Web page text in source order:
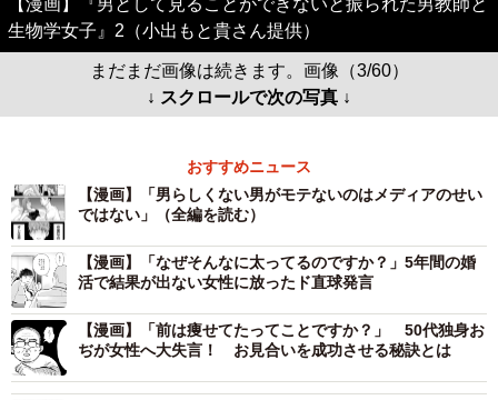
【漫画】『男として見ることができないと振られた男教師と
生物学女子』2（小出もと貴さん提供）
まだまだ画像は続きます。画像（3/60）
↓ スクロールで次の写真 ↓
おすすめニュース
【漫画】「男らしくない男がモテないのはメディアのせい
ではない」（全編を読む）
【漫画】「なぜそんなに太ってるのですか？」5年間の婚
活で結果が出ない女性に放ったド直球発言
【漫画】「前は痩せてたってことですか？」 50代独身お
ぢが女性へ大失言！ お見合いを成功させる秘訣とは